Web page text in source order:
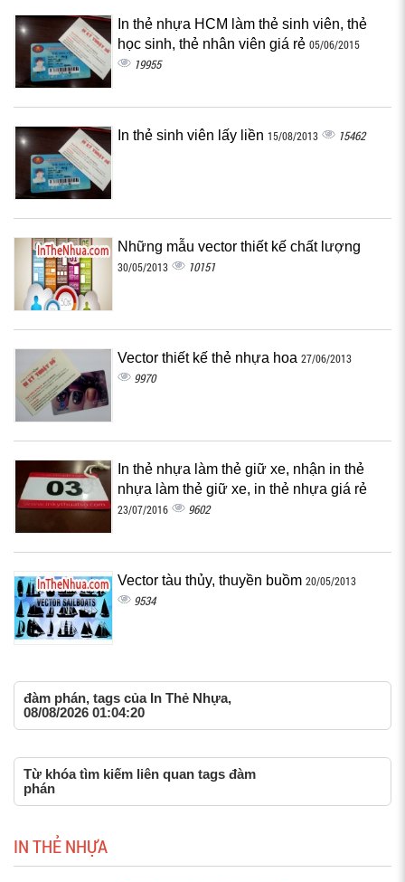
In thẻ nhựa HCM làm thẻ sinh viên, thẻ
học sinh, thẻ nhân viên giá rẻ 05/06/2015
19955
In thẻ sinh viên lấy liền 15/08/2013 15462
Những mẫu vector thiết kế chất lượng
30/05/2013 10151
Vector thiết kế thẻ nhựa hoa 27/06/2013
9970
In thẻ nhựa làm thẻ giữ xe, nhận in thẻ
nhựa làm thẻ giữ xe, in thẻ nhựa giá rẻ
23/07/2016 9602
Vector tàu thủy, thuyền buồm 20/05/2013
9534
đàm phán, tags của In Thẻ Nhựa,
08/08/2026 01:04:20
Từ khóa tìm kiếm liên quan tags đàm
phán
IN THẺ NHỰA